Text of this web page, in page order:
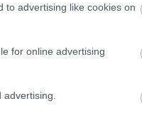
to advertising like cookies on
for online advertising
potkrijepljene
svih razina.
vježbe. Ove se
sve više ljudi traži
istražuje